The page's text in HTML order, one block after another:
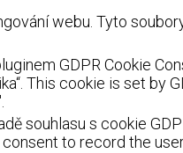
webu. Tyto
GDPR Cookie
This cookie is set by
souhlasu s cookie
to record the